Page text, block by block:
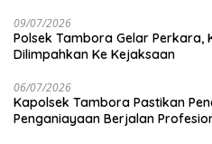
09/07/2026
Polsek Tambora Gelar Perkara,
Dilimpahkan Ke Kejaksaan
06/07/2026
Kapolsek Tambora Pastikan
Penganiayaan Berjalan